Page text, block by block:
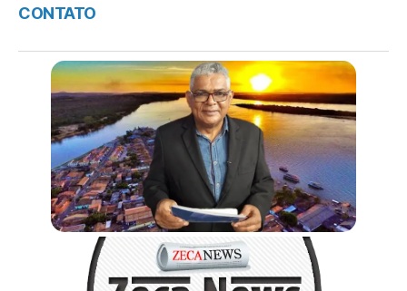
CONTATO